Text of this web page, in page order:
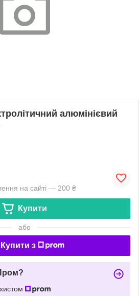
алюмінієвий
на сайті — 200 ₴
Купити
або
Купити з